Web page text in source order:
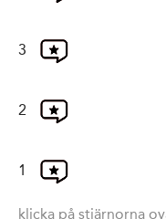
3
2
1
klicka på stjärnorna